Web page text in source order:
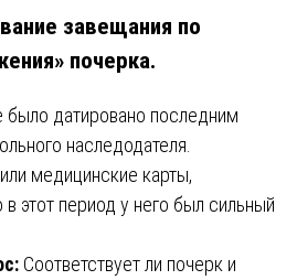
завещания по
почерка.
было датировано последним
наследодателя.
медицинские карты,
этот период у него был сильный
Соответствует ли почерк и